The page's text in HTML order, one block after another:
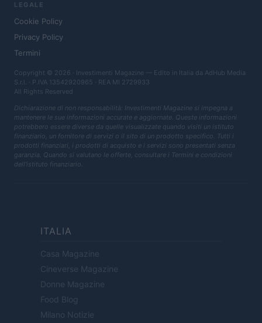
LEGALE
Cookie Policy
Privacy Policy
Termini
Copyright © 2026 · Investimenti Magazine — Edito in Italia da AdHub Media
S.r.l. · P.IVA 13542920965 · REA MI 2729933
All Rights Reserved
Dichiarazione di non responsabilità: Investimenti Magazine si impegna a
mantenere le sue informazioni accurate e aggiornate. Queste informazioni
potrebbero essere diverse da quelle visualizzate quando visiti un istituto
finanziario, un fornitore di servizi o il sito di un prodotto specifico. Tutti i
prodotti finanziari, i prodotti di acquisto e i servizi sono presentati senza
garanzia. Quando si valutano le offerte, consultare i Termini e condizioni
dell'istituto finanziario.
ITALIA
Casa Magazine
Cineverse Magazine
Donne Magazine
Food Blog
Milano Notizie